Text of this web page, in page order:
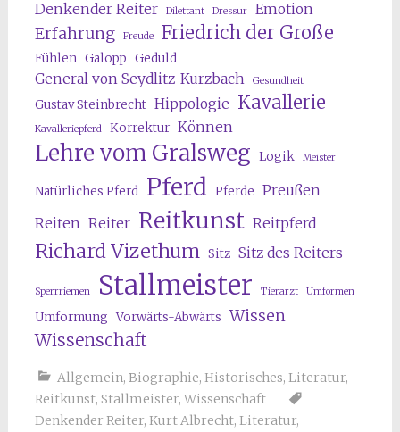
Denkender Reiter Dilettant Dressur Emotion
Erfahrung Freude Friedrich der Große
Fühlen Galopp Geduld
General von Seydlitz-Kurzbach Gesundheit
Gustav Steinbrecht Hippologie Kavallerie
Kavalleriepferd Korrektur Können
Lehre vom Gralsweg Logik Meister
Natürliches Pferd Pferd Pferde Preußen
Reiten Reiter Reitkunst Reitpferd
Richard Vizethum Sitz Sitz des Reiters
Sperrriemen Stallmeister Tierarzt Umformen
Umformung Vorwärts-Abwärts Wissen
Wissenschaft
Allgemein, Biographie, Historisches, Literatur,
Reitkunst, Stallmeister, Wissenschaft
Denkender Reiter, Kurt Albrecht, Literatur,